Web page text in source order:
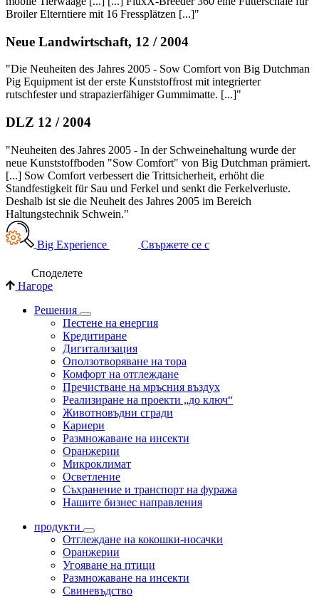
Broiler Elterntiere mit 16 Fressplätzen [...]"
Neue Landwirtschaft, 12 / 2004
"Die Neuheiten des Jahres 2005 - Sow Comfort von Big Dutchman
Pig Equipment ist der erste Kunststoffrost mit integrierter
rutschfester und strapazierfähiger Gummimatte. [...]"
DLZ 12 / 2004
"Neuheiten des Jahres 2005 - In der Schweinehaltung wurde der
neue Kunststoffboden "Sow Comfort" von Big Dutchman prämiert.
[...] Sow Comfort verbessert die Trittsicherheit, erhöht die
Standfestigkeit für Sau und Ferkel und senkt die Ferkelverluste.
Deshalb ist sie die Neuheit des Jahres 2005 im Bereich
Haltungstechnik Schwein."
Big Experience Свържете се с
Споделете
Нагоре
Решения
Пестене на енергия
Кредитиране
Дигитализация
Оползотворяване на тора
Комфорт на отглеждане
Пречистване на мръсния въздух
Реализиране на проекти „до ключ“
Животновъдни сгради
Кариери
Размножаване на инсекти
Оранжерии
Микроклимат
Осветление
Съхранение и транспорт на фуража
Нашите бизнес направления
продукти
Отглеждане на кокошки-носачки
Оранжерии
Угояване на птици
Размножаване на инсекти
Свиневъдство